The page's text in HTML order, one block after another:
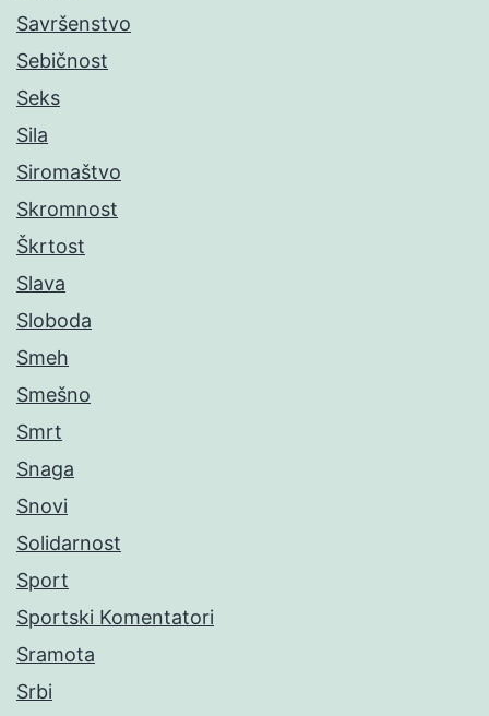
Savršenstvo
Sebičnost
Seks
Sila
Siromaštvo
Skromnost
Škrtost
Slava
Sloboda
Smeh
Smešno
Smrt
Snaga
Snovi
Solidarnost
Sport
Sportski Komentatori
Sramota
Srbi